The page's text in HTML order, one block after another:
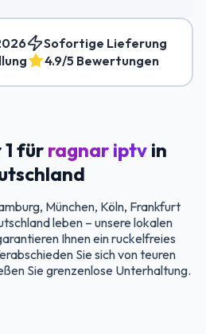
Sofortige Lieferung
4.9/5 Bewertungen
1 für ragnar iptvin
München, Köln, Frankfurt
leben – unsere lokalen
Ihnen ein ruckelfreies
Sie sich von teuren
Sie grenzenlose Unterhaltung.